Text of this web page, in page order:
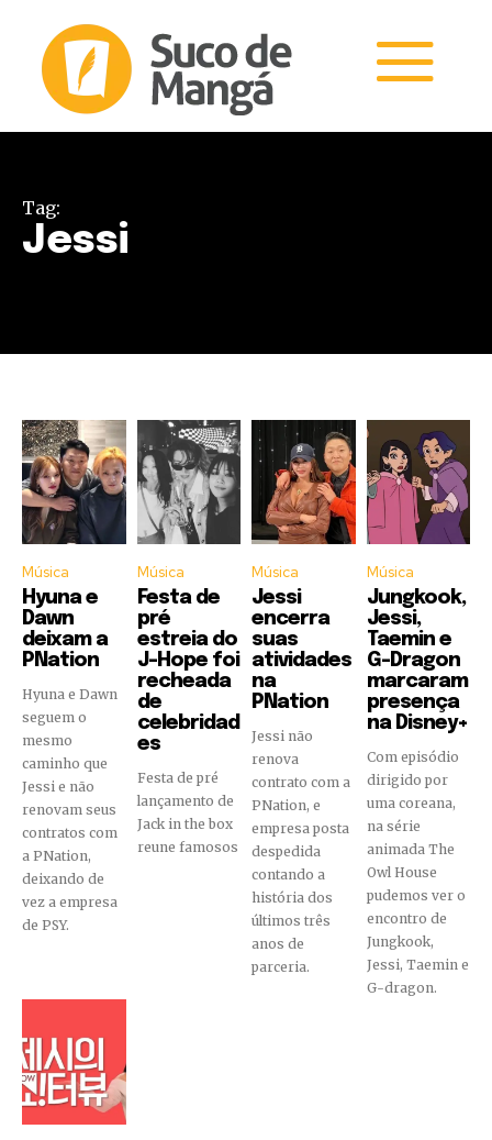
Tag:
Jessi
Música
Hyuna e
Dawn
deixam a
PNation
Hyuna e Dawn
seguem o
mesmo
caminho que
Jessi e não
renovam seus
contratos com
a PNation,
deixando de
vez a empresa
de PSY.
Música
Festa de
pré
estreia do
J-Hope foi
recheada
de
celebridad
es
Festa de pré
lançamento de
Jack in the box
reune famosos
Música
Jessi
encerra
suas
atividades
na
PNation
Jessi não
renova
contrato com a
PNation, e
empresa posta
despedida
contando a
história dos
últimos três
anos de
parceria.
Música
Jungkook,
Jessi,
Taemin e
G-Dragon
marcaram
presença
na Disney+
Com episódio
dirigido por
uma coreana,
na série
animada The
Owl House
pudemos ver o
encontro de
Jungkook,
Jessi, Taemin e
G-dragon.